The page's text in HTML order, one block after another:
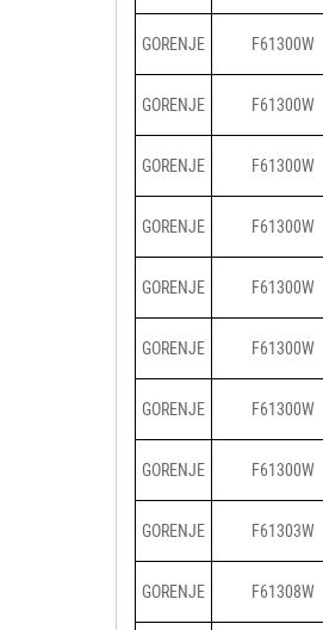
GORENJE F61300W
GORENJE F61300W
GORENJE F61300W
GORENJE F61300W
GORENJE F61300W
GORENJE F61300W
GORENJE F61300W
GORENJE F61300W
GORENJE F61303W
GORENJE F61308W